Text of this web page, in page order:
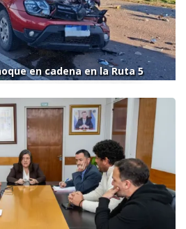
en cadena en la Ruta 5